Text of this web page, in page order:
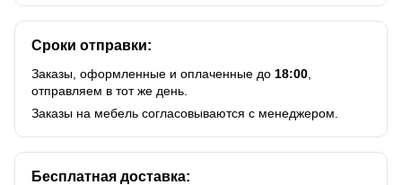
Сроки отправки:
Заказы, оформленные и оплаченные до 18:00
отправляем в тот же день.
Заказы на мебель согласовываются с менеджером.
Бесплатная доставка: